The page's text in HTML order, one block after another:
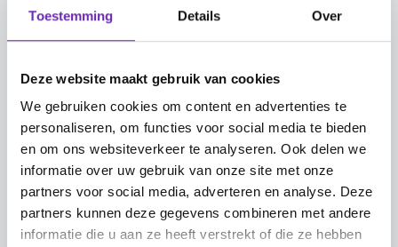
Toestemming Details Over
Deze website maakt gebruik van cookies
We gebruiken cookies om content en advertenties te
personaliseren, om functies voor social media te bieden
en om ons websiteverkeer te analyseren. Ook delen we
informatie over uw gebruik van onze site met onze
partners voor social media, adverteren en analyse. Deze
partners kunnen deze gegevens combineren met andere
informatie die u aan ze heeft verstrekt of die ze hebben
Deze beheeromgeving wordt
Web3-website starten door op
je domeinnaam te klikken en te
kiezen voorStart website.